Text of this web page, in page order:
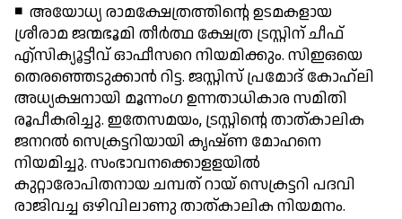
◾ അയോധ്യ രാമക്ഷേത്രത്തിന്റെ ഉടമകളായ
ശ്രീരാമ ജന്മഭൂമി തീര്‍ത്ഥ ക്ഷേത്ര ട്രസ്റ്റിന് ചീഫ്
എ്സിക്യൂട്ടീവ് ഓഫീസറെ നിയമിക്കും. സിഇഒയെ
തെരഞ്ഞെടുക്കാന്‍ റിട്ട. ജസ്റ്റിസ് പ്രമോദ് കോഹ്ലി
അധ്യക്ഷനായി മൂന്നംഗ ഉന്നതാധികാര സമിതി
രൂപീകരിച്ചു. ഇതേസമയം, ട്രസ്റ്റിന്റെ താത്കാലിക
ജനറല്‍ സെക്രട്ടറിയായി കൃഷ്ണ മോഹനെ
നിയമിച്ചു. സംഭാവനക്കൊളളയില്‍
കുറ്റാരോപിതനായ ചമ്പത് റായ് സെക്രട്ടറി പദവി
രാജിവച്ച ഒഴിവിലാണു താത്കാലിക നിയമനം.